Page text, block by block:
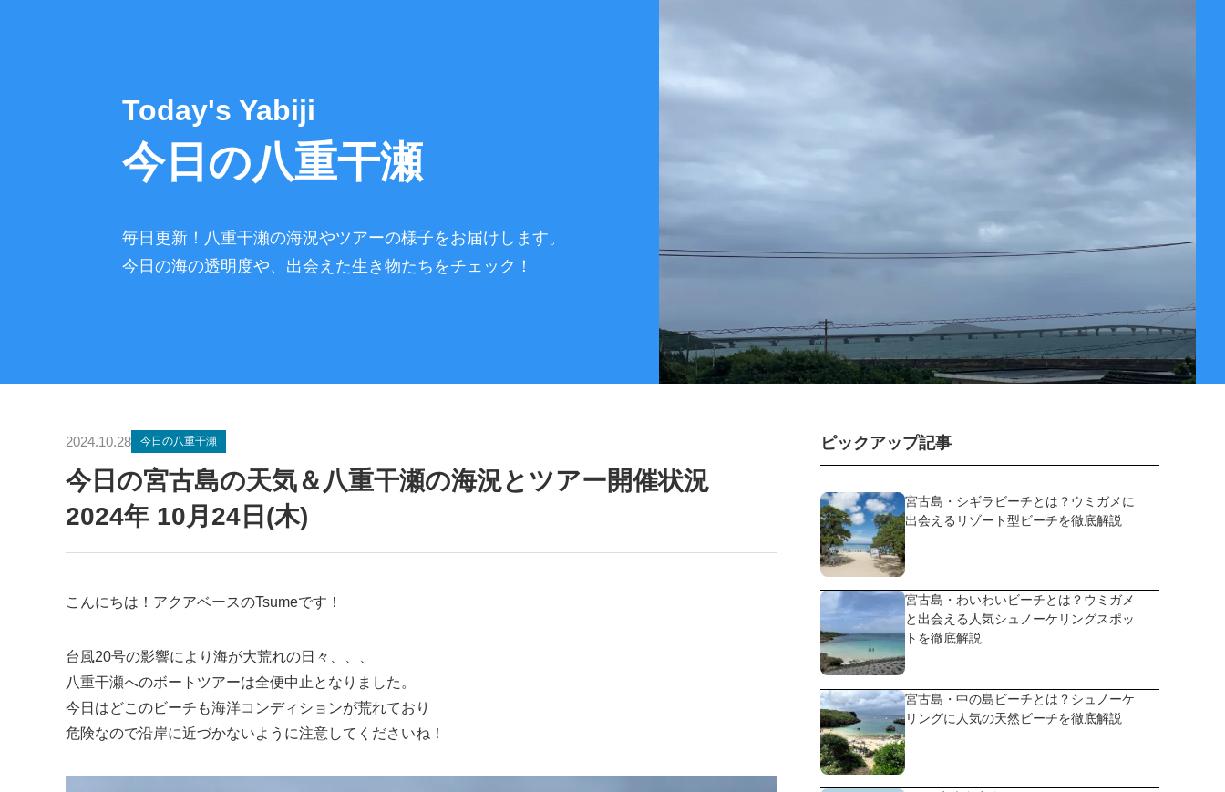
Today's Yabiji
今日の八重干瀬
毎日更新！八重干瀬の海況やツアーの様子をお届けします。
今日の海の透明度や、出会えた生き物たちをチェック！
2024.10.28 今日の八重干瀬
今日の宮古島の天気＆八重干瀬の海況とツアー開催状況
2024年 10月24日(木)
こんにちは！アクアベースのTsumeです！
台風20号の影響により海が大荒れの日々、、、
八重干瀬へのボートツアーは全便中止となりました。
今日はどこのビーチも海洋コンディションが荒れており
危険なので沿岸に近づかないように注意してくださいね！
ピックアップ記事
宮古島・シギラビーチとは？ウミガメに
出会えるリゾート型ビーチを徹底解説
宮古島・わいわいビーチとは？ウミガメ
と出会える人気シュノーケリングスポッ
トを徹底解説
宮古島・中の島ビーチとは？シュノーケ
リングに人気の天然ビーチを徹底解説